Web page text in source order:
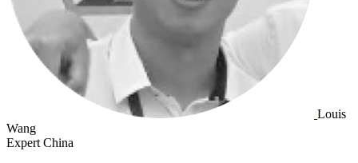
Louis
Wang
Expert China